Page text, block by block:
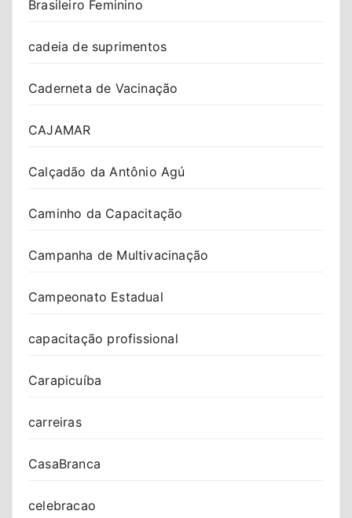
Brasileiro Feminino
cadeia de suprimentos
Caderneta de Vacinação
CAJAMAR
Calçadão da Antônio Agú
Caminho da Capacitação
Campanha de Multivacinação
Campeonato Estadual
capacitação profissional
Carapicuíba
carreiras
CasaBranca
celebracao